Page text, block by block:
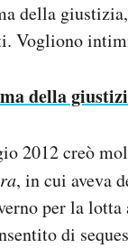
della
Vogliono
della
2012 creò
, in cui aveva
per la
di